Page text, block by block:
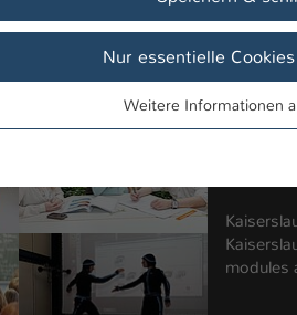
modules
Nur essentielle
Essentielle Cookies werden für
einwandfrei funktioniert.
Name cookie_optin
Anbieter TYPO3
Cookie-Informationen
Marketing
Weitere Informationen